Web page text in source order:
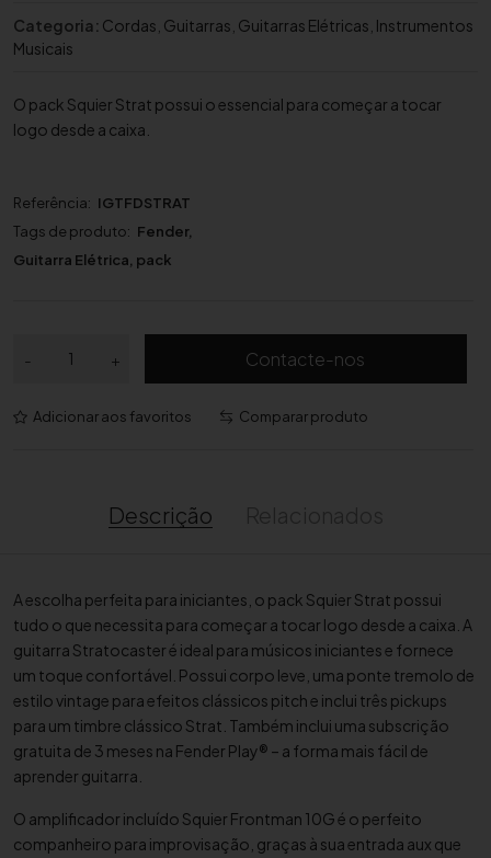
Categoria: Cordas Guitarras Guitarras Elétricas Instrumentos
Musicais
O pack Squier Strat possui o essencial para começar a tocar
logo desde a caixa.
Referência: IGTFDSTRAT
Tags de produto: Fender,
Guitarra Elétrica pack
-
n
d
e
P
a
c
k
G
i
t
+ Contacte-nos
Adicionar aos favoritos Comparar produto
Descrição
A escolha perfeita para iniciantes, o pack Squier Strat possui
tudo o que necessita para começar a tocar logo desde a caixa. A
guitarra Stratocaster é ideal para músicos iniciantes e fornece
um toque confortável. Possui corpo leve, uma ponte tremolo de
estilo vintage para efeitos clássicos pitch e inclui três pickups
para um timbre clássico Strat. Também inclui uma subscrição
gratuita de 3 meses na Fender Play® – a forma mais fácil de
aprender guitarra.
O amplificador incluído Squier Frontman 10G é o perfeito
companheiro para improvisação, graças à sua entrada aux que